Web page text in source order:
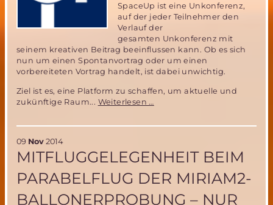
SpaceUp ist eine Unkonferenz,
auf der jeder Teilnehmer den
Verlauf der
gesamten Unkonferenz mit
seinem kreativen Beitrag beeinflussen kann. Ob es sich
nun um einen Spontanvortrag oder um einen
vorbereiteten Vortrag handelt, ist dabei unwichtig.
Ziel ist es, eine Platform zu schaffen, um aktuelle und
zukünftige Raum... Weiterlesen …
09 Nov 2014
MITFLUGGELEGENHEIT BEIM
PARABELFLUG DER MIRIAM2-
BALLONERPROBUNG – NUR